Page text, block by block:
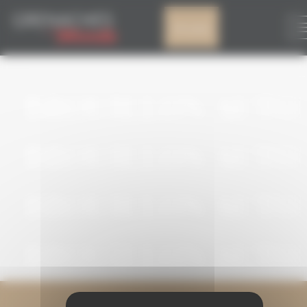
ARCHIVO
BROUILLON AUTO